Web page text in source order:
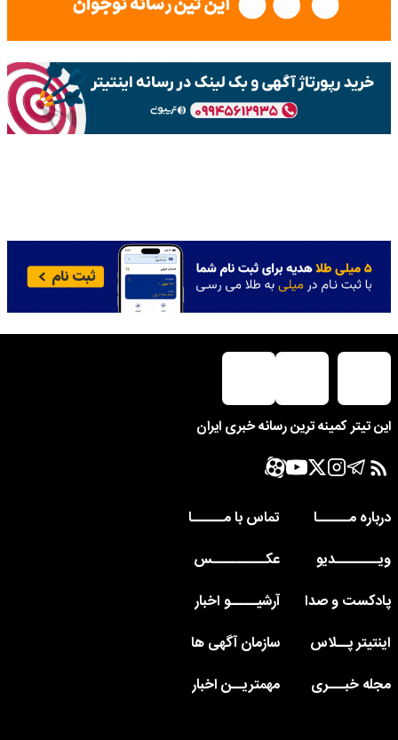
این تیتر کمینه ترین رسانه خبری ایران
درباره مــــــا
تماس با مــــــا
ویــــــــدیو
عکــــــــــس
پادکست و صدا
آرشیـــــو اخبار
اینتیتر پــلاس
سازمان آگهی ها
مجله خبـــری
مهمتریــن اخبار